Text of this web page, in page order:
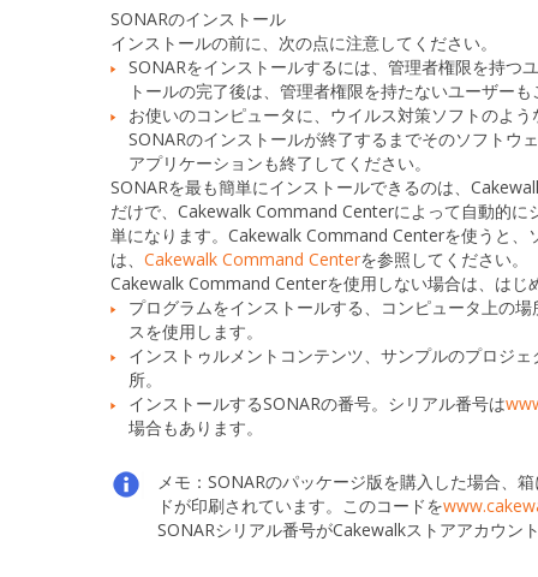
SONARのインストール
インストールの前に、次の点に注意してください。
SONARをインストールするには、管理者権限を持
トールの完了後は、管理者権限を持たないユーザー
お使いのコンピュータに、ウイルス対策ソフトのよ
SONARのインストールが終了するまでそのソフト
アプリケーションも終了してください。
SONARを最も簡単にインストールできるのは、
だけで、Cakewalk Command Centerによって自動的
単になります。Cakewalk Command Centerを使うと
は、 Cakewalk Command Centerを参照してください。
Cakewalk Command Centerを使用しない場合は、は
プログラムをインストールする、コンピュータ上の
スを使用します。
インストゥルメントコンテンツ、サンプルのプロジ
所。
インストールするSONARの番号。シリアル番号は
場合もあります。
メモ：SONARのパッケージ版を購入した場合、
ドが印刷されています。このコードを
SONARシリアル番号がCakewalkストアアカウン